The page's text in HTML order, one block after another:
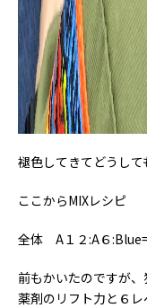
褪色してきてどうして
ここからMIXレシピ
全体 A１２:A６
前もかいたのですが
薬剤のリフト力と６